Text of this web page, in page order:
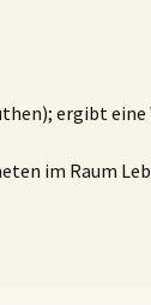
ergibt eine
im Raum